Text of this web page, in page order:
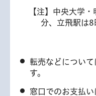
【注】中央大学
分、立飛駅は
転売などについ
す。
窓口でのお支払